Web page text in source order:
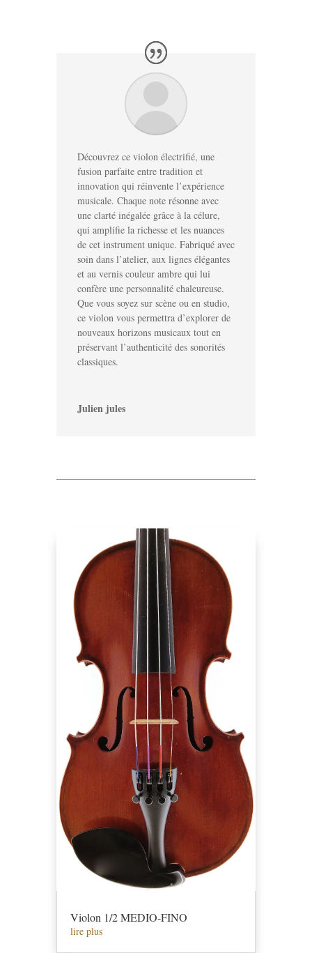
Découvrez ce violon électrifié, une
fusion parfaite entre tradition et
innovation qui réinvente l’expérience
musicale. Chaque note résonne avec
une clarté inégalée grâce à la célure,
qui amplifie la richesse et les nuances
de cet instrument unique. Fabriqué avec
soin dans l’atelier, aux lignes élégantes
et au vernis couleur ambre qui lui
confère une personnalité chaleureuse.
Que vous soyez sur scène ou en studio,
ce violon vous permettra d’explorer de
nouveaux horizons musicaux tout en
préservant l’authenticité des sonorités
classiques.
Julien jules
Violon 1/2 MEDIO-FINO
lire plus